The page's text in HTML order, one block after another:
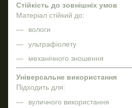
Стійкість до зовнішніх умов
Матеріал стійкий до:
вологи
ультрафіолету
механічного зношення
Універсальне використання
Підходить для:
вуличного використання